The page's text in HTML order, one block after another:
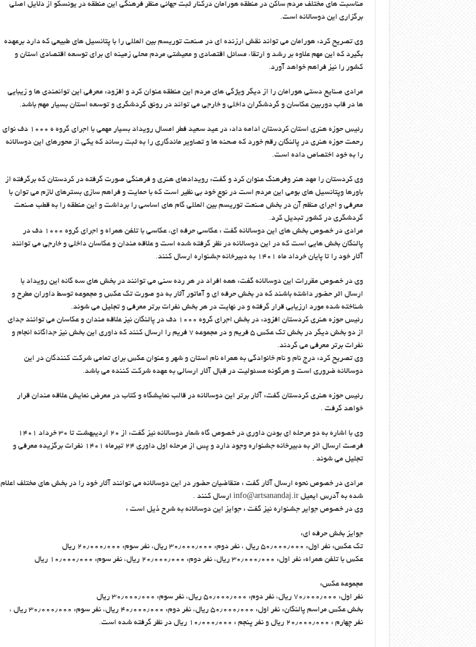
مناسبت های مختلف مردم ساکن در منطقه هورامان درکنار ثبت جهانی منظر فرهنگی این منطقه در یونسکو از دلایل اصلی
برگزاری این دوسالانه است.
وی تصریح کرد: هورامان می تواند نقش ارزنده ای در صنعت توریسم بین المللی را با پتانسیل های طبیعی که دارد برعهده
بگیرد که این مهم علاوه بر رشد و ارتقاء مسائل اقتصادی و معیشتی مردم محلی زمینه ای برای توسعه اقتصادی استان و
کشور را نیز فراهم خواهد آورد.
مرادی صنایع دستی هورامان را از دیگر ویژگی های مردم این منطقه عنوان کرد و افزود: معرفی این توانمندی ها و زیبایی
ها در قاب دوربین عکاسان و گردشگران داخلی و خارجی می تواند در رونق گردشگری و توسعه استان بسیار مهم باشد.
رئیس حوزه هنری استان کردستان ادامه داد: در عید سعید فطر امسال رویداد بسیار مهمی با اجرای گروه ه ۱۰۰۰ دف نوای
رحمت حوزه هنری در پالنگان رقم خورد که صحنه ها و تصاویر ماندگاری را به ثبت رساند که یکی از محورهای این دوسالانه
را به خود اختصاص داده است.
وی کردستان را مهد هنر وفرهنگ عنوان کرد و گفت: رویدادهای هنری و فرهنگی صورت گرفته در کردستان که برگرفته از
باورها وپتانسیل های بومی این مردم است در نوع خود بی نظیر است که با حمایت و فراهم سازی بسترهای لازم می توان با
معرفی و اجرای منظم آن در بخش صنعت توریسم بین المللی گام های اساسی را برداشت و این منطقه را به قطب صنعت
گردشگری در کشور تبدیل کرد.
مرادی در خصوص بخش های این دوسالانه گفت : عکاسی حرفه ای، عکاسی با تلفن همراه و اجرای گروه ۱۰۰۰ دف در
پالنگان بخش هایی است که در این دوسالانه در نظر گرفته شده است و علاقه مندان و عکاسان داخلی و خارجی می توانند
آثار خود را تا پایان خرداد ماه ۱۴۰۱ به دبیرخانه جشنواره ارسال کنند.
وی در خصوص مقررات این دوسالانه گفت: همه افراد در هر رده سنی می توانند در بخش های سه گانه این رویداد با
ارسال اثر حضور داشته باشند که در بخش حرفه ای و آماتور آثار به دو صورت تک عکس و مجموعه توسط داوران مطرح و
شناخته شده مورد ارزیابی قرار گرفته و در نهایت در هر بخش نفرات برتر معرفی و تجلیل می شوند.
رئیس حوزه هنری کردستان افزود: در بخش اجرای گروه ۱۰۰۰ دف در پالنگان نیز علاقه مندان و عکاسان می توانند جدای
از دو بخش دیگر در بخش تک عکس ۵ فریم و در مجموعه ۷ فریم را ارسال کنند که داوری این بخش نیز جداگانه انجام و
نفرات برتر معرفی می گردند.
وی تصریح کرد: درج نام و نام خانوادگی به همراه نام استان و شهر و عنوان عکس برای تمامی شرکت کنندگان در این
دوسالانه ضروری است و هرگونه مسئولیت در قبال آثار ارسالی به عهده شرکت کننده می باشد.
رئیس حوزه هنری کردستان گفت: آثار برتر این دوسالانه در قالب نمایشگاه و کتاب در معرض نمایش علاقه مندان قرار
خواهد گرفت .
وی با اشاره به دو مرحله ای بودن داوری در خصوص گاه شمار دوسالانه نیز گفت: از ۲۰ اردیبهشت تا ۳۰ خرداد ۱۴۰۱
فرصت ارسال اثر به دبیرخانه جشنواره وجود دارد و پس از مرحله اول داوری ۲۴ تیرماه ۱۴۰۱ نفرات برگزیده معرفی و
تجلیل می شوند .
مرادی در خصوص نحوه ارسال آثار گفت : متقاضیان حضور در این دوسالانه می توانند آثار خود را در بخش های مختلف اعلام
شده به آدرس ایمیل info@artsanandaj.ir ارسال کنند .
وی در خصوص جوایر جشنواره نیز گفت : جوایز این دوسالانه به شرح ذیل است :
جوایز بخش حرفه ای:
تک عکس: نفر اول: ۵۰٫۰۰۰٫۰۰۰ ریال ، نفر دوم: ۳۰٫۰۰۰٫۰۰۰ ریال، نفر سوم: ۲۰٫۰۰۰٫۰۰۰ ریال
عکس با تلفن همراه: نفر اول: ۳۰٫۰۰۰٫۰۰۰ ریال، نفر دوم: ۲۰٫۰۰۰٫۰۰۰ ریال، نفر سوم: ۱۰٫۰۰۰٫۰۰۰ ریال
مجموعه عکس:
نفر اول: ۷۰٫۰۰۰٫۰۰۰ ریال، نفر دوم: ۵۰٫۰۰۰٫۰۰۰ ریال، نفر سوم: ۳۰٫۰۰۰٫۰۰۰ ریال
بخش عکس مراسم پالنگان: نفر اول: ۵۰٫۰۰۰٫۰۰۰ ریال، نفر دوم: ۴۰٫۰۰۰٫۰۰۰ ریال، نفر سوم: ۳۰٫۰۰۰٫۰۰۰ ریال ،
نفر چهارم : ۲۰٫۰۰۰٫۰۰۰ ریال و نفر پنجم : ۱۰٫۰۰۰٫۰۰۰ ریال در نظر گرفته شده است.